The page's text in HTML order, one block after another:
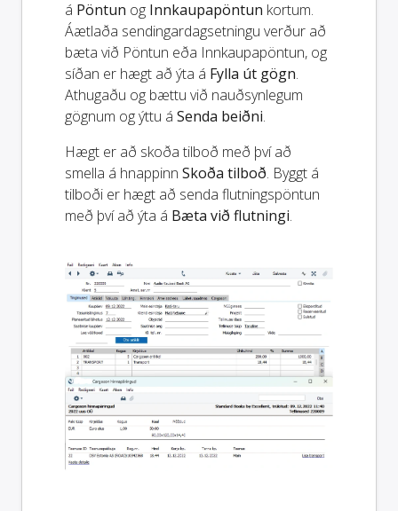
á Pöntun og Innkaupapöntun kortum.
Áætlaða sendingardagsetningu verður að
bæta við Pöntun eða Innkaupapöntun, og
síðan er hægt að ýta á Fylla út gögn.
Athugaðu og bættu við nauðsynlegum
gögnum og ýttu á Senda beiðni.
Hægt er að skoða tilboð með því að
smella á hnappinn Skoða tilboð. Byggt á
tilboði er hægt að senda flutningspöntun
með því að ýta á Bæta við flutningi.